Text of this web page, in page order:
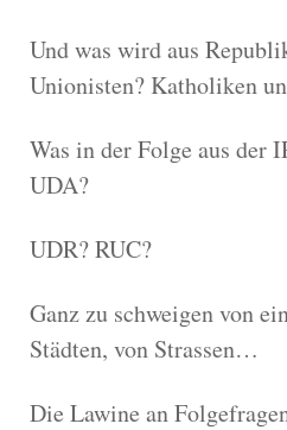
Und was wird aus
Unionisten? Katholiken
Was in der Folge aus der
UDA?
UDR? RUC?
Ganz zu schweigen von
Städten, von Strassen…
Die Lawine an